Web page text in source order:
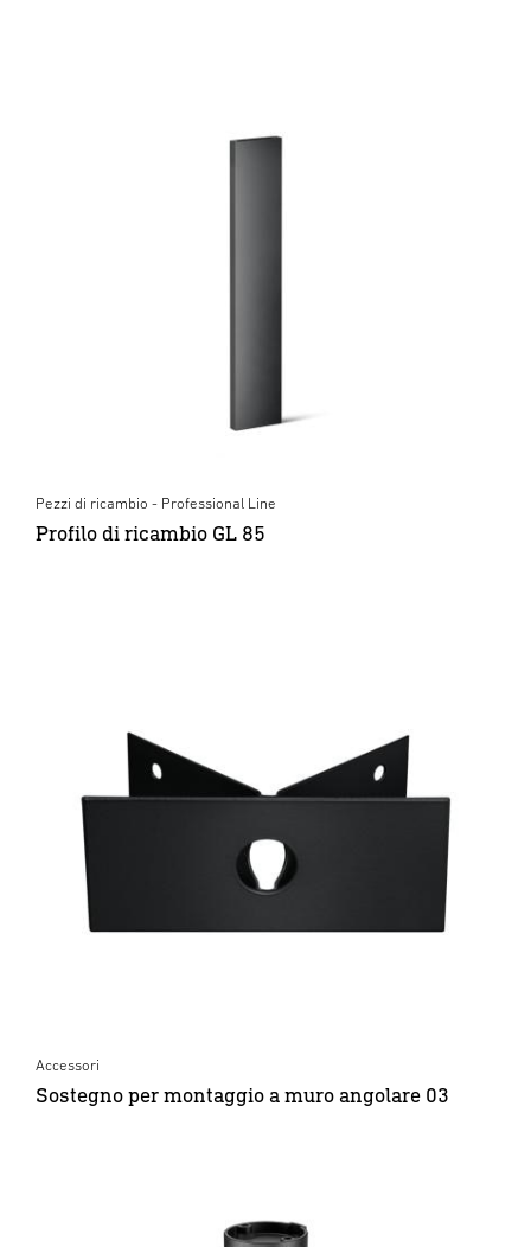
Pezzi di ricambio - Professional Line
Profilo di ricambio GL 85
Accessori
Sostegno per montaggio a muro angolare 03